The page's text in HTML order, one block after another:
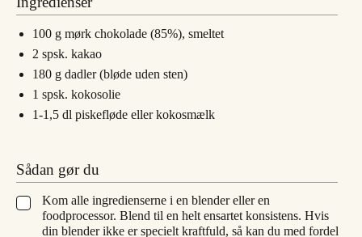
100 g mørk chokolade (85%), smeltet
2 spsk. kakao
180 g dadler (bløde uden sten)
1 spsk. kokosolie
1-1,5 dl piskefløde eller kokosmælk
Sådan gør du
▢
Kom alle ingredienserne i en blender eller en
foodprocessor. Blend til en helt ensartet konsistens. Hvis
din blender ikke er specielt kraftfuld, så kan du med fordel